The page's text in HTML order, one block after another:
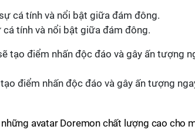
tính và nổi bật giữa đám đông.
điểm nhấn độc đáo và gây ấn tượng
avatar Doremon chất lượng cao cho